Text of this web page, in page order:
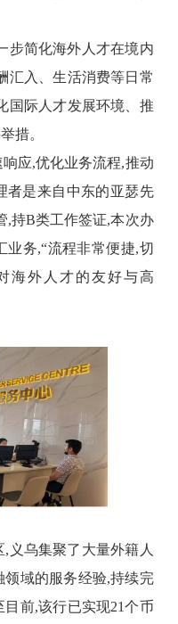
步简化海外人才在境内
汇入、生活消费等日常
国际人才发展环境、推
措。
应,优化业务流程,推动
者是来自中东的亚瑟先
,持B类工作签证,本次办
业务,“流程非常便捷,切
海外人才的友好与高
义乌集聚了大量外籍人
域的服务经验,持续完
前,该行已实现21个币